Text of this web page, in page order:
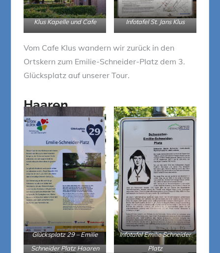
Klus Kapelle und Cafe Infotafel St. Jans Klus
Vom Cafe Klus wandern wir zurück in den
Ortskern zum Emilie-Schneider-Platz dem 3.
Glücksplatz auf unserer Tour.
Haaren
Glücksplatz 29 – Emilie
Schneider Platz Haaren
Infotafel Emilie Schneider
Platz